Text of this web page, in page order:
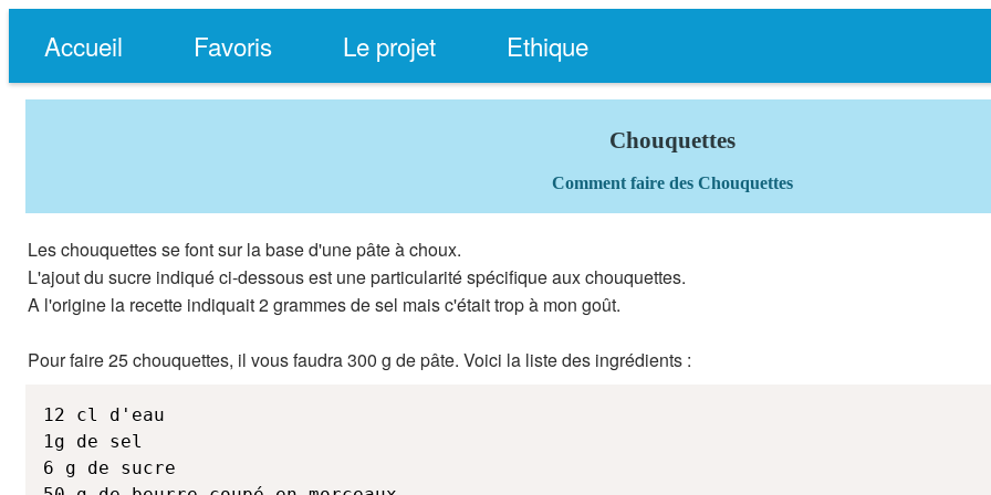
Accueil Favoris Le projet Ethique
Chouquettes
Comment faire des Chouquettes
Les chouquettes se font sur la base d'une pâte à choux.
L'ajout du sucre indiqué ci-dessous est une particularité spécifique aux chouquettes.
A l'origine la recette indiquait 2 grammes de sel mais c'était trop à mon goût.
Pour faire 25 chouquettes, il vous faudra 300 g de pâte. Voici la liste des ingrédients :
12 cl d'eau
1g de sel
6 g de sucre